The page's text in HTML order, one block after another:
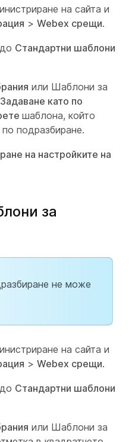
на сайта и
> Webex срещи.
Стандартни шаблони
или Шаблони за
като по
шаблона, който
подразбиране.
на настройките на
за
не може
на сайта и
> Webex срещи.
Стандартни шаблони
или Шаблони за